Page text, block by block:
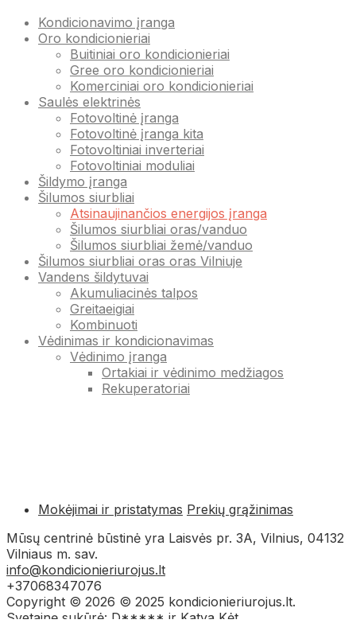
Kondicionavimo įranga
Oro kondicionieriai
Buitiniai oro kondicionieriai
Gree oro kondicionieriai
Komerciniai oro kondicionieriai
Saulės elektrinės
Fotovoltinė įranga
Fotovoltinė įranga kita
Fotovoltiniai inverteriai
Fotovoltiniai moduliai
Šildymo įranga
Šilumos siurbliai
Atsinaujinančios energijos įranga
Šilumos siurbliai oras/vanduo
Šilumos siurbliai žemė/vanduo
Šilumos siurbliai oras oras Vilniuje
Vandens šildytuvai
Akumuliacinės talpos
Greitaeigiai
Kombinuoti
Vėdinimas ir kondicionavimas
Vėdinimo įranga
Ortakiai ir vėdinimo medžiagos
Rekuperatoriai
Mokėjimai ir pristatymas Prekių grąžinimas
Mūsų centrinė būstinė yra Laisvės pr. 3A, Vilnius, 04132
Vilniaus m. sav.
info@kondicionieriurojus.lt
+37068347076
Copyright © 2026 © 2025 kondicionieriurojus.lt.
Svetainę sukūrė: D***** ir Katya Kėt